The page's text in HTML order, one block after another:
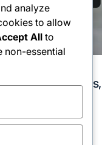
Rotation du corps,
analyze
to allow
All to
non-essential